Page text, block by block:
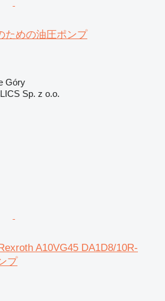
ための油圧ポンプ
Góry
Sp. z o.o.
A10VG45 DA1D8/10R-
プ